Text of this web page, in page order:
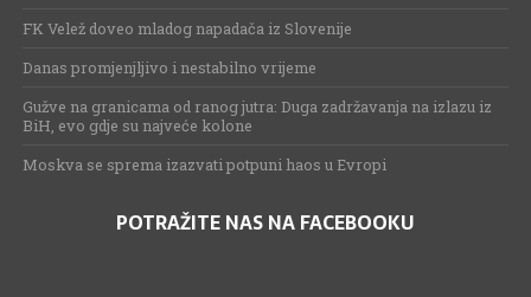
FK Velež doveo mladog napadača iz Slovenije
Danas promjenjljivo i nestabilno vrijeme
Gužve na granicama od ranog jutra: Duga zadržavanja na izlazu iz
BiH, evo gdje su najveće kolone
Moskva se sprema izazvati potpuni haos u Evropi
POTRAŽITE NAS NA FACEBOOKU